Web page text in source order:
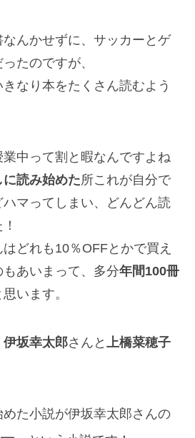
んかせずに、サッカーとゲ
たのですが、
なり本をたくさん読むよう
中って割と暇なんですよね
読み始めた所これが自分で
マってしまい、どんどん読
どれも10％OFFとかで買え
あいまって、多分年間100冊
います。
伊坂幸太郎さんと
上橋菜穂子
た小説が伊坂幸太郎さんの